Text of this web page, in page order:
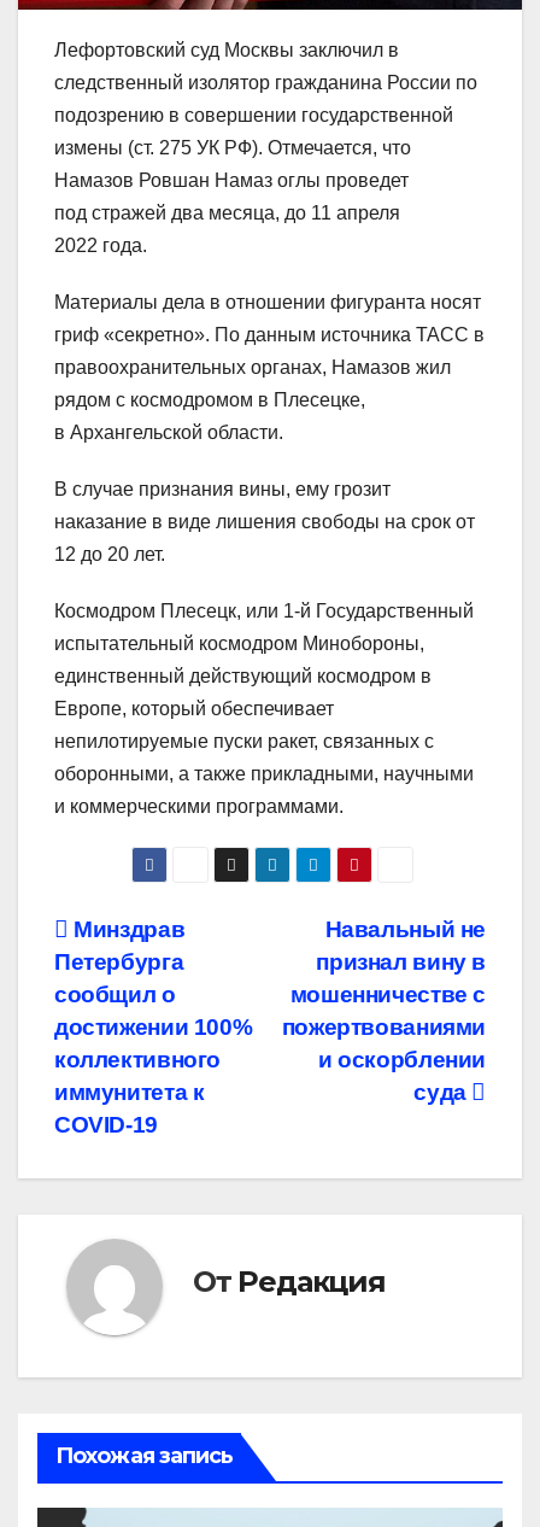
Лефортовский суд Москвы заключил в
следственный изолятор гражданина России по
подозрению в совершении государственной
измены (ст. 275 УК РФ). Отмечается, что
Намазов Ровшан Намаз оглы проведет
под стражей два месяца, до 11 апреля
2022 года.
Материалы дела в отношении фигуранта носят
гриф «секретно». По данным источника ТАСС в
правоохранительных органах, Намазов жил
рядом с космодромом в Плесецке,
в Архангельской области.
В случае признания вины, ему грозит
наказание в виде лишения свободы на срок от
12 до 20 лет.
Космодром Плесецк, или 1-й Государственный
испытательный космодром Минобороны,
единственный действующий космодром в
Европе, который обеспечивает
непилотируемые пуски ракет, связанных с
оборонными, а также прикладными, научными
и коммерческими программами.
Навигация
по
записям
Навальный не
признал вину в
мошенничестве с
пожертвованиями
и оскорблении
суда
Минздрав
Петербурга
сообщил о
достижении 100%
коллективного
иммунитета к
COVID-19
От Редакция
Похожая запись